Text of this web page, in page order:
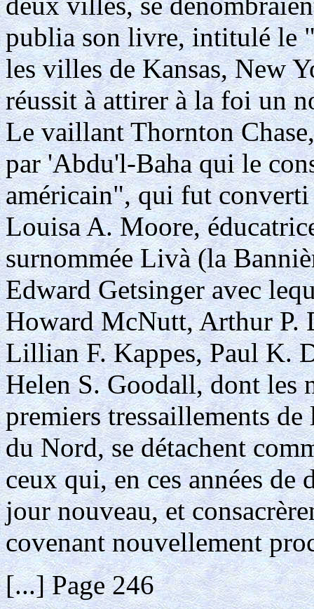
publia son livre, intitulé le
les villes de Kansas, New
réussit à attirer à la foi un
Le vaillant Thornton
par 'Abdu'l-Baha qui le
américain", qui fut
Louisa A. Moore,
surnommée Livà (la
Edward Getsinger avec
Howard McNutt, Arthur P.
Lillian F. Kappes, Paul K.
Helen S. Goodall, dont les
premiers tressaillements
du Nord, se détachent
ceux qui, en ces années
jour nouveau, et
covenant nouvellement
[...] Page 246